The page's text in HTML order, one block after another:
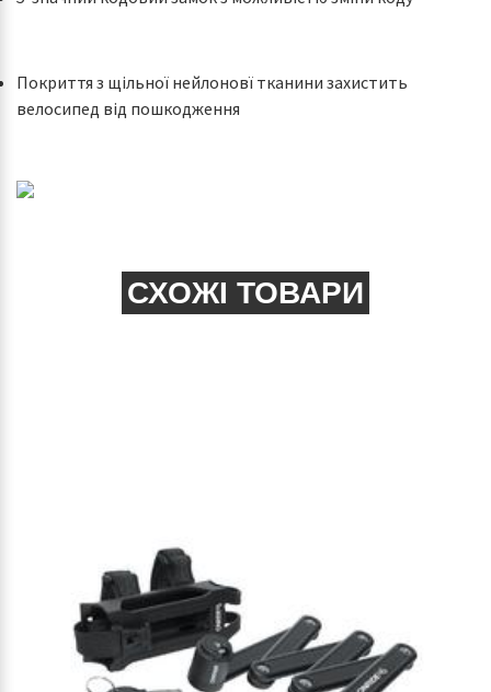
Покриття з щільної нейлоновї тканини захистить
велосипед від пошкодження
СХОЖІ ТОВАРИ